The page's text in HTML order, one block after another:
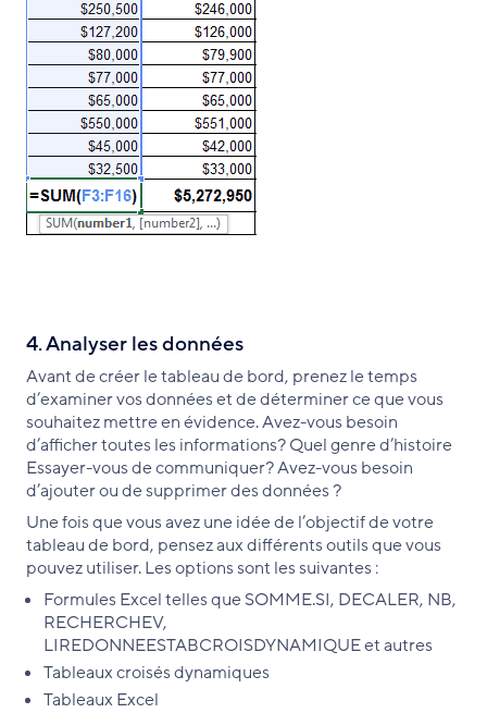
4. Analyser les données
Avant de créer le tableau de bord, prenez le temps
d’examiner vos données et de déterminer ce que vous
souhaitez mettre en évidence. Avez-vous besoin
d’afficher toutes les informations? Quel genre d’histoire
Essayer-vous de communiquer? Avez-vous besoin
d’ajouter ou de supprimer des données ?
Une fois que vous avez une idée de l’objectif de votre
tableau de bord, pensez aux différents outils que vous
pouvez utiliser. Les options sont les suivantes :
Formules Excel telles que SOMME.SI, DECALER, NB,
RECHERCHEV,
LIREDONNEESTABCROISDYNAMIQUE et autres
Tableaux croisés dynamiques
Tableaux Excel